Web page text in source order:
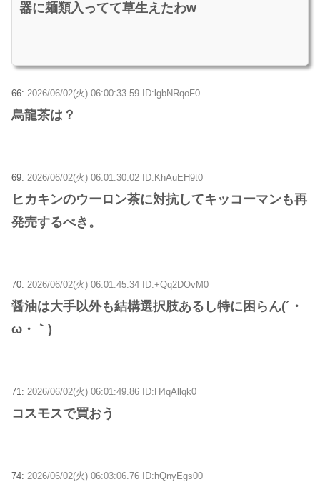
器に麺類入ってて草生えたわw
66: 2026/06/02(火) 06:00:33.59 ID:lgbNRqoF0
烏龍茶は？
69: 2026/06/02(火) 06:01:30.02 ID:KhAuEH9t0
ヒカキンのウーロン茶に対抗してキッコーマンも再
発売するべき。
70: 2026/06/02(火) 06:01:45.34 ID:+Qq2DOvM0
醤油は大手以外も結構選択肢あるし特に困らん(´・
ω・｀)
71: 2026/06/02(火) 06:01:49.86 ID:H4qAllqk0
コスモスで買おう
74: 2026/06/02(火) 06:03:06.76 ID:hQnyEgs00